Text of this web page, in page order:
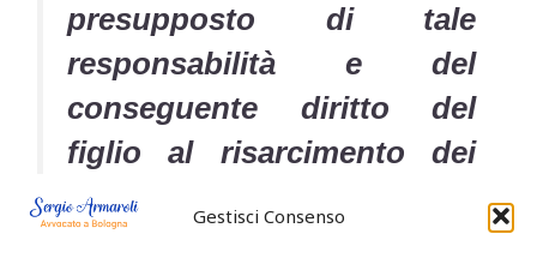
Gestisci Consenso
presupposto di tale
responsabilità e del
conseguente diritto del
figlio al risarcimento dei
danni patrimoniali e non
patrimoniali è costituito